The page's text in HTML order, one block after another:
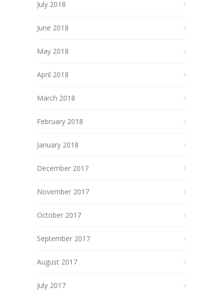
July 2018
June 2018
May 2018
April 2018
March 2018
February 2018
January 2018
December 2017
November 2017
October 2017
September 2017
August 2017
July 2017